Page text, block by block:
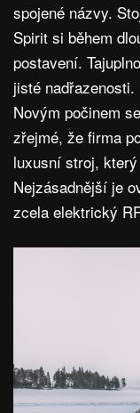
spojené názvy.
Spirit si během
postavení.
jisté
Novým počinem
zřejmé, že firma
luxusní stroj,
Nejzásadnější je
zcela elektrický